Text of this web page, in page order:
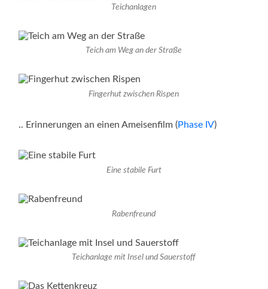
Teichanlagen
Teich am Weg an der Straße
Fingerhut zwischen Rispen
.. Erinnerungen an einen Ameisenfilm (Phase IV)
Eine stabile Furt
Rabenfreund
Teichanlage mit Insel und Sauerstoff